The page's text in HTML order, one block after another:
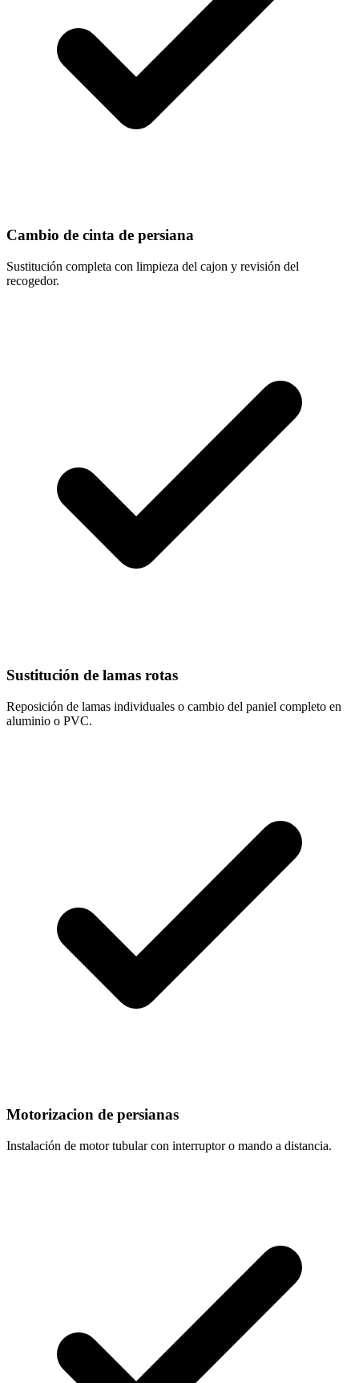
Cambio de cinta de persiana
Sustitución completa con limpieza del cajon y revisión del
recogedor.
Sustitución de lamas rotas
Reposición de lamas individuales o cambio del paniel completo en
aluminio o PVC.
Motorizacion de persianas
Instalación de motor tubular con interruptor o mando a distancia.